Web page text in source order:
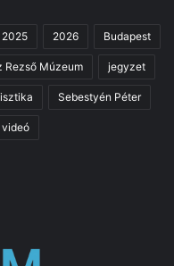
2025 2026 Budapest
Rezső Múzeum jegyzet
Sebestyén Péter
videó